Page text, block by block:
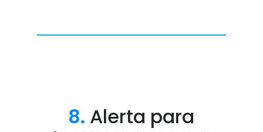
8. Alerta para